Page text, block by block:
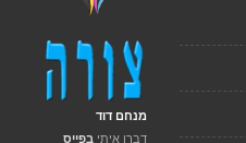
מנחם דוד
דברו איתי בפייס